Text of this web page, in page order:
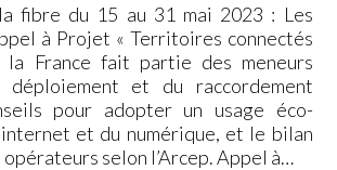
fibre du 15 au 31 mai 2023 : Les
à Projet « Territoires connectés
la France fait partie des meneurs
déploiement et du raccordement
pour adopter un usage éco-
et du numérique, et le bilan
selon l’Arcep. Appel à…